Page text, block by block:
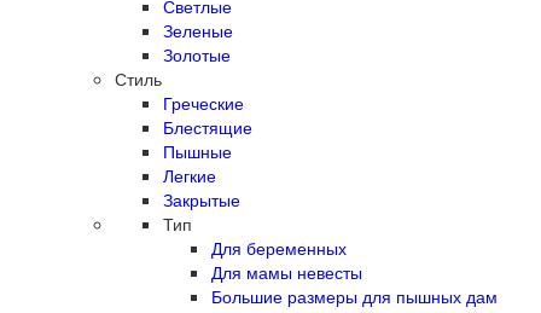
Светлые
Зеленые
Золотые
Стиль
Греческие
Блестящие
Пышные
Легкие
Закрытые
Тип
Для беременных
Для мамы невесты
Большие размеры для пышных дам